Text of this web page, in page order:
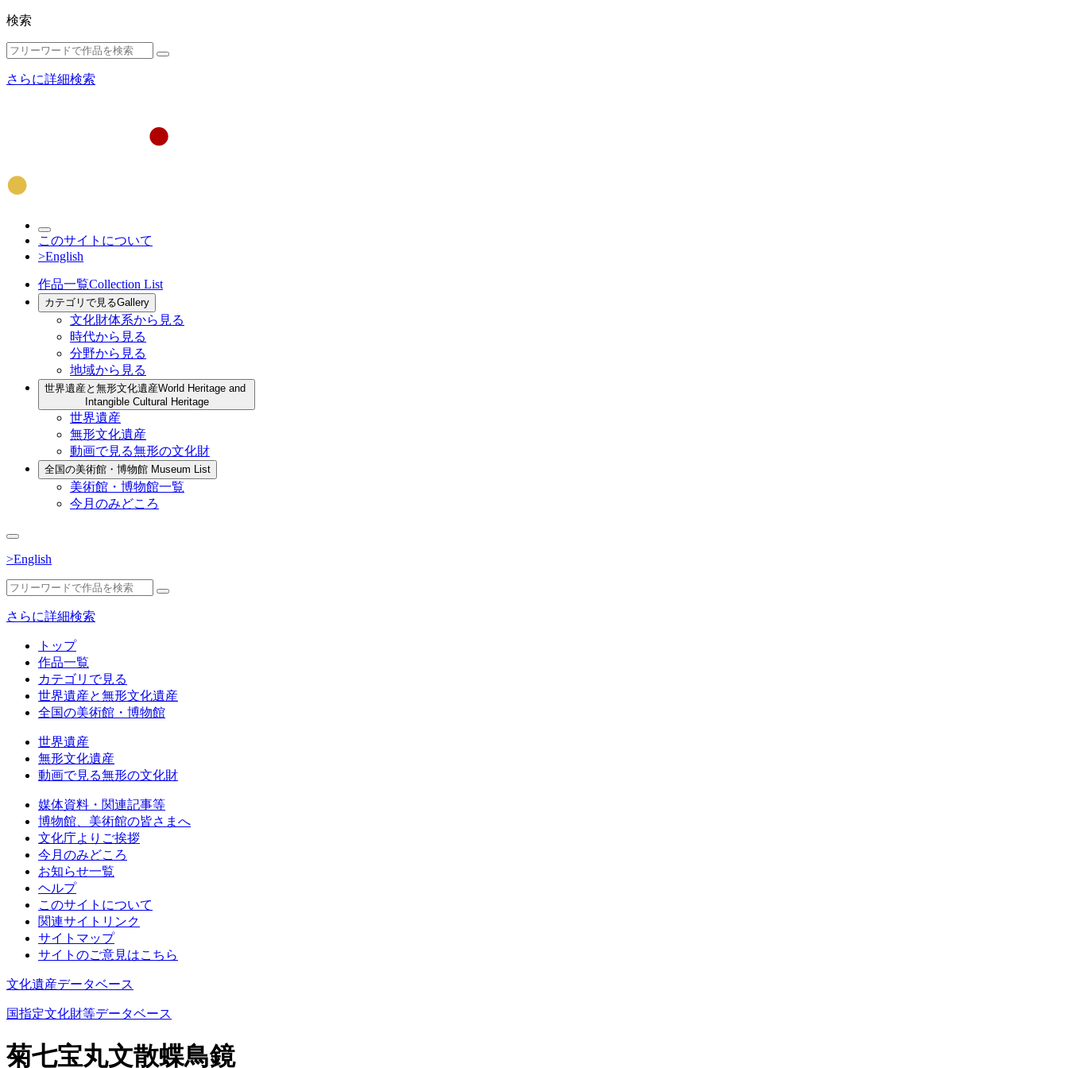
検索
さらに詳細検索
このサイトについて
>English
作品一覧Collection List
カテゴリで見るGallery
文化財体系から見る
時代から見る
分野から見る
地域から見る
世界遺産と無形文化遺産World Heritage and
Intangible Cultural Heritage
世界遺産
無形文化遺産
動画で見る無形の文化財
全国の美術館・博物館 Museum List
美術館・博物館一覧
今月のみどころ
>English
さらに詳細検索
トップ
作品一覧
カテゴリで見る
世界遺産と無形文化遺産
全国の美術館・博物館
世界遺産
無形文化遺産
動画で見る無形の文化財
媒体資料・関連記事等
博物館、美術館の皆さまへ
文化庁よりご挨拶
今月のみどころ
お知らせ一覧
ヘルプ
このサイトについて
関連サイトリンク
サイトマップ
サイトのご意見はこちら
文化遺産データベース
国指定文化財等データベース
菊七宝丸文散蝶鳥鏡